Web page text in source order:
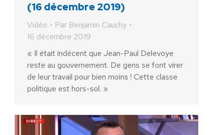
(16 décembre 2019)
Vidéo Par Benjamin Cauchy
16 décembre 2019
« Il était indécent que Jean-Paul Delevoye
reste au gouvernement. De gens se font virer
de leur travail pour bien moins ! Cette classe
politique est hors-sol. »